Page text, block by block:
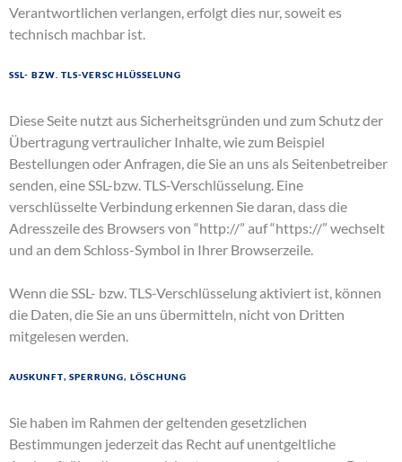
Verantwortlichen verlangen, erfolgt dies nur, soweit es
technisch machbar ist.
SSL- bzw. TLS-Verschlüsselung
Diese Seite nutzt aus Sicherheitsgründen und zum Schutz der
Übertragung vertraulicher Inhalte, wie zum Beispiel
Bestellungen oder Anfragen, die Sie an uns als Seitenbetreiber
senden, eine SSL-bzw. TLS-Verschlüsselung. Eine
verschlüsselte Verbindung erkennen Sie daran, dass die
Adresszeile des Browsers von “http://” auf “https://” wechselt
und an dem Schloss-Symbol in Ihrer Browserzeile.
Wenn die SSL- bzw. TLS-Verschlüsselung aktiviert ist, können
die Daten, die Sie an uns übermitteln, nicht von Dritten
mitgelesen werden.
Auskunft, Sperrung, Löschung
Sie haben im Rahmen der geltenden gesetzlichen
Bestimmungen jederzeit das Recht auf unentgeltliche